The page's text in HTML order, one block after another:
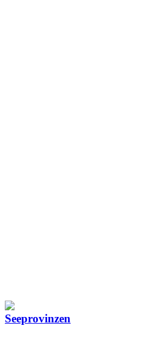
Seeprovinzen